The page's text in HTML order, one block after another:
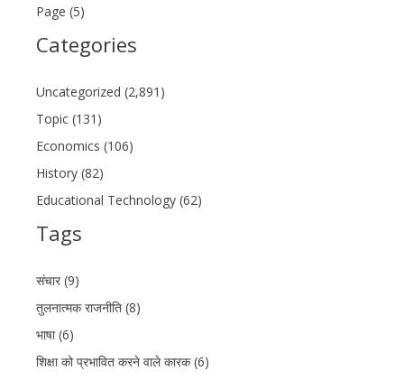
Page (5)
Categories
Uncategorized (2,891)
Topic (131)
Economics (106)
History (82)
Educational Technology (62)
Tags
संचार (9)
तुलनात्मक राजनीति (8)
भाषा (6)
शिक्षा को प्रभावित करने वाले कारक (6)